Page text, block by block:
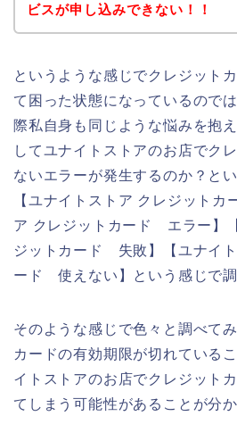
ビスが申し込みできない！！
というような感じでクレジット
て困った状態になっているので
際私自身も同じような悩みを抱
してユナイトストアのお店でク
ないエラーが発生するのか？と
【ユナイトストア クレジットカ
ア クレジットカード エラー】
ジットカード 失敗】【ユナイ
ード 使えない】という感じで調
そのような感じで色々と調べて
カードの有効期限が切れている
イトストアのお店でクレジット
てしまう可能性があることが分か